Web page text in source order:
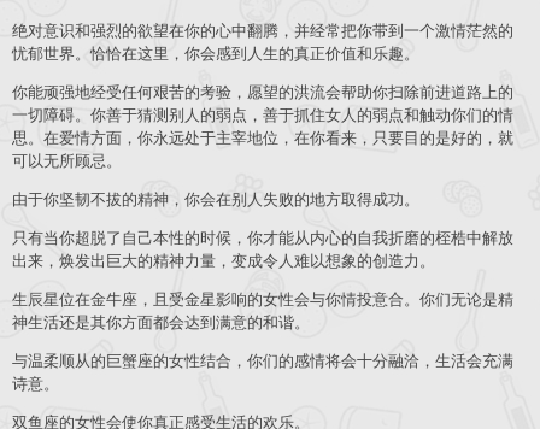
绝对意识和强烈的欲望在你的心中翻腾，并经常把你带到一个激情茫然的
忧郁世界。恰恰在这里，你会感到人生的真正价值和乐趣。
你能顽强地经受任何艰苦的考验，愿望的洪流会帮助你扫除前进道路上的
一切障碍。你善于猜测别人的弱点，善于抓住女人的弱点和触动你们的情
思。在爱情方面，你永远处于主宰地位，在你看来，只要目的是好的，就
可以无所顾忌。
由于你坚韧不拔的精神，你会在别人失败的地方取得成功。
只有当你超脱了自己本性的时候，你才能从内心的自我折磨的桎梏中解放
出来，焕发出巨大的精神力量，变成令人难以想象的创造力。
生辰星位在金牛座，且受金星影响的女性会与你情投意合。你们无论是精
神生活还是其你方面都会达到满意的和谐。
与温柔顺从的巨蟹座的女性结合，你们的感情将会十分融洽，生活会充满
诗意。
双鱼座的女性会使你真正感受生活的欢乐。